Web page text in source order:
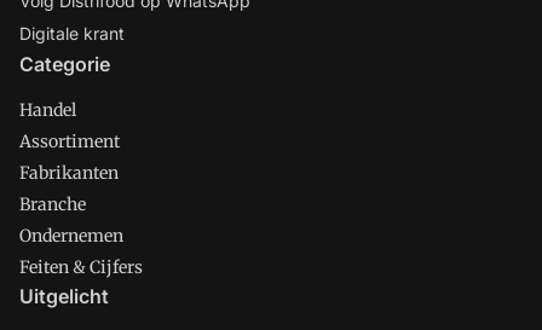
Digitale krant
Categorie
Handel
Assortiment
Fabrikanten
Branche
Ondernemen
Feiten & Cijfers
Uitgelicht